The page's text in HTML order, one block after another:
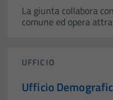
La giunta collabora
comune ed opera
UFFICIO
Ufficio